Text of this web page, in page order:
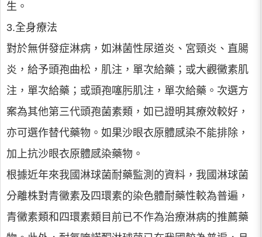
生。
3.全身療法
對於無併發症淋病，如淋菌性尿道炎、宮頸炎、直腸
炎，給予頭孢曲松，肌注，單次給藥；或大觀黴素肌
注，單次給藥；或頭孢噻肟肌注，單次給藥。次選方
案為其他第三代頭孢菌素類，如已證明其療效較好，
亦可選作替代藥物。如果沙眼衣原體感染不能排除，
加上抗沙眼衣原體感染藥物。
根據近年來我國淋球菌耐藥監測的資料，我國淋球菌
分離株對青黴素及四環素的染色體耐藥性較為普遍，
青黴素類和四環素類目前已不作為治療淋病的推薦藥